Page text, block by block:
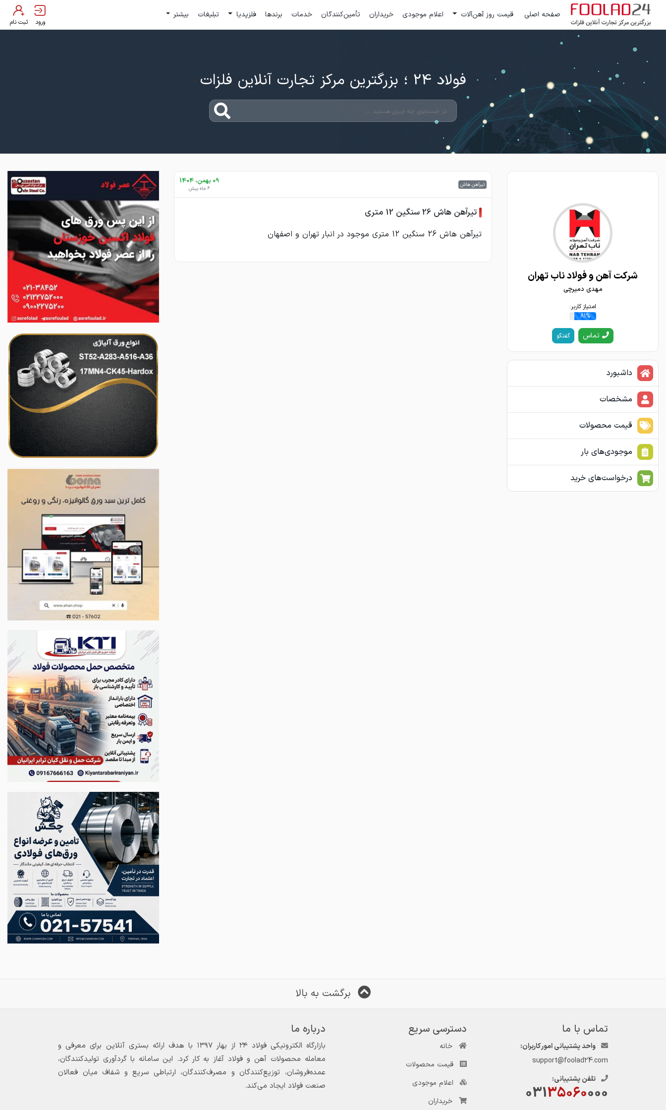
صفحه اصلی قیمت روز آهن‌آلات اعلام موجودی خریداران تأمین‌کنندگان خدمات برندها فلزپدیا تبلیغات بیشتر
ورود ثبت نام
فولاد 24 ؛ بزرگترین مرکز تجارت آنلاین فلزات
شرکت آهن و فولاد ناب تهران
مهدی دمیرچی
امتیاز کاربر:
81%
تماس گفتگو
داشبورد
مشخصات
قیمت محصولات
موجودی‌های بار
درخواست‌های خرید
تیرآهن هاش 09 بهمن، 1404
6 ماه پیش
تیرآهن هاش 26 سنگین 12 متری
تیرآهن هاش 26 سنگین 12 متری موجود در انبار تهران و اصفهان
برگشت به بالا
تماس با ما
واحد پشتیبانی امور کاربران:
support@foolad24.com
تلفن پشتیبانی:
03135060000
دسترسی سریع
خانه
قیمت محصولات
اعلام موجودی
خریداران
درباره ما
بازارگاه الکترونیکی فولاد ۲۴ از بهار ۱۳۹۷ با هدف ارائه بستری آنلاین برای معرفی و
معامله محصولات آهن و فولاد آغاز به کار کرد. این سامانه با گردآوری تولیدکنندگان،
عمده‌فروشان، توزیع‌کنندگان و مصرف‌کنندگان، ارتباطی سریع و شفاف میان فعالان
صنعت فولاد ایجاد می‌کند.